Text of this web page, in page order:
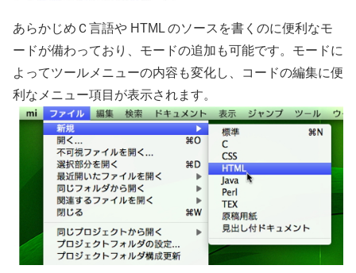
あらかじめＣ言語や HTML のソースを書くのに便利なモ
ードが備わっており、モードの追加も可能です。モードに
よってツールメニューの内容も変化し、コードの編集に便
利なメニュー項目が表示されます。